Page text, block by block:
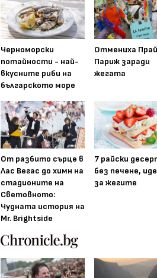
Черноморски
потайности - най-
вкусните риби на
българското море
Отмениха
Париж заради
жегата
От разбито сърце в
Лас Вегас до химн на
стадионите на
Световното:
Чудната история на
Mr. Brightside
7 райски
без печене,
за жегите